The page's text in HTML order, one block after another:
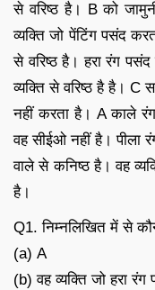
से वरिष्ठ है। B को
व्यक्ति जो पेंटिंग पसंद
से वरिष्ठ है। हरा रंग
व्यक्ति से वरिष्ठ है है।
नहीं करता है। A काले
वह सीईओ नहीं है। पीला
वाले से कनिष्ठ है। वह
है।
Q1. निम्नलिखित में से
(a) A
(b) वह व्यक्ति जो हरा